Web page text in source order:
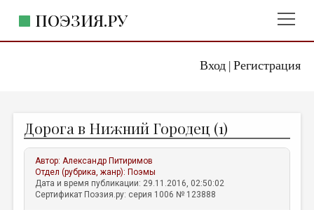
Вход| Регистрация
ПОЭЗИЯ.РУ
ЖАНРЫ
АВТОРЫ
КОММЕНТАРИИ
Дорога в Нижний Городец (1)
Автор:Александр Питиримов
Отдел (рубрика, жанр): Поэмы
Дата и время публикации: 29.11.2016, 02:50:02
Сертификат Поэзия.ру: серия 1006 № 123888